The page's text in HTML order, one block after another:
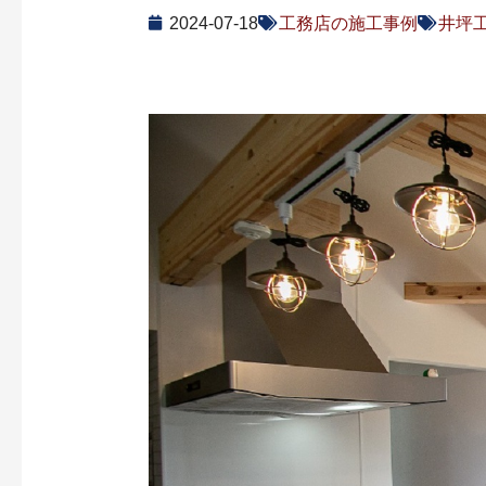
2024-07-18 工務店の施工事例 井坪